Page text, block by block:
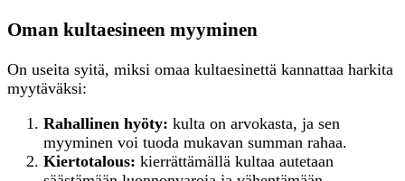
Oman kultaesineen myyminen
On useita syitä, miksi omaa kultaesinettä kannattaa harkita
myytäväksi:
Rahallinen hyöty: kulta on arvokasta, ja sen
myyminen voi tuoda mukavan summan rahaa.
Kiertotalous: kierrättämällä kultaa autetaan